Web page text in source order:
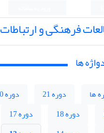
فرهنگی و ارتباطات
ها
ها دوره 21
دوره 20
دوره 18 دوره 17